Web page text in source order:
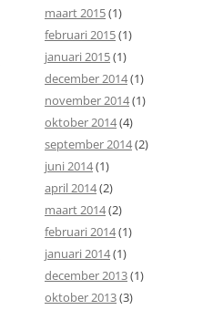
maart 2015(1)
februari 2015(1)
januari 2015(1)
december 2014(1)
november 2014(1)
oktober 2014(4)
september 2014(2)
juni 2014(1)
april 2014(2)
maart 2014(2)
februari 2014(1)
januari 2014(1)
december 2013(1)
oktober 2013(3)